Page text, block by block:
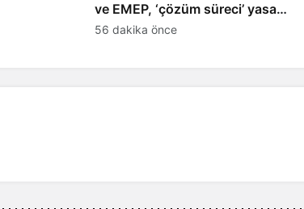
ve EMEP, ‘çözüm süreci’ yasa
teklifine imza vermedi
56 dakika önce